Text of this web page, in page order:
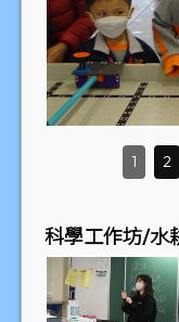
1 2
科學工作坊/水